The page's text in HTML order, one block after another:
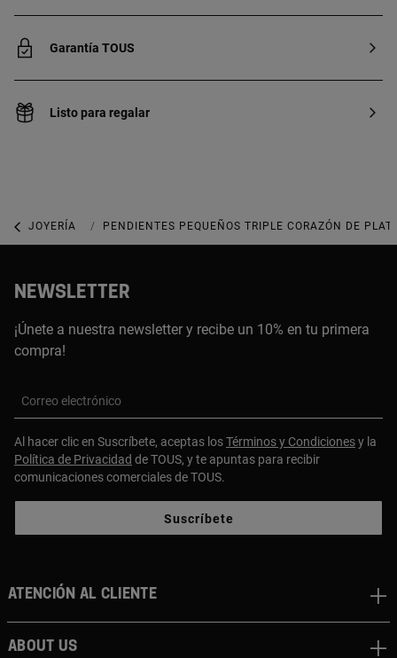
Garantía TOUS
Listo para regalar
JOYERÍA ARETES
PENDIENTES PEQUEÑOS TRIPLE CORAZÓN DE
NEWSLETTER
¡Únete a nuestra newsletter y recibe un 10% en tu primera
compra!
Correo electrónico
Al hacer clic en Suscríbete, aceptas losTérminos y Condicionesy la
Política de Privacidad de TOUS, y te apuntas para recibir
comunicaciones comerciales de TOUS.
Suscríbete
Atención al cliente
About us